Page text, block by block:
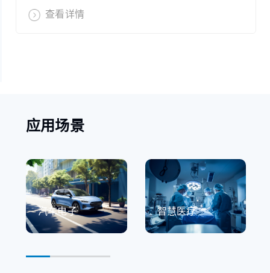
查看详情
应用场景
汽车电子 智慧医疗